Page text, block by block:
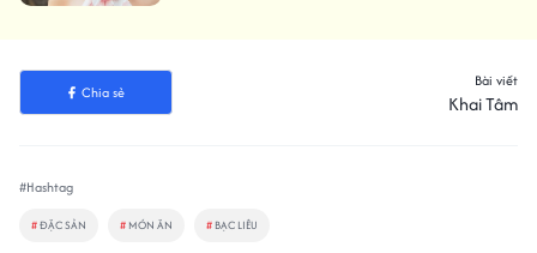
Chia sẻ
Bài viết
Khai Tâm
#Hashtag
#ĐẶC SẢN # MÓN ĂN # BẠC LIÊU